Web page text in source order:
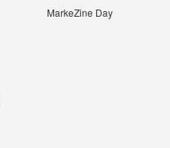
MarkeZine Day